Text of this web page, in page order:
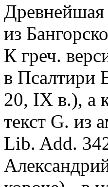
Древнейшая
из
К греч.
в Псалтири
20, IX в.), а
текст G. из
Lib. Add.